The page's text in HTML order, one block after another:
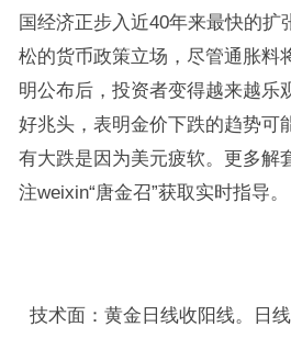
国经济正步入近40年来最快的扩
松的货币政策立场，尽管通胀料
明公布后，投资者变得越来越乐
好兆头，表明金价下跌的趋势可
有大跌是因为美元疲软。更多解
注weixin“唐金召”获取实时指导。
技术面：黄金日线收阳线。日